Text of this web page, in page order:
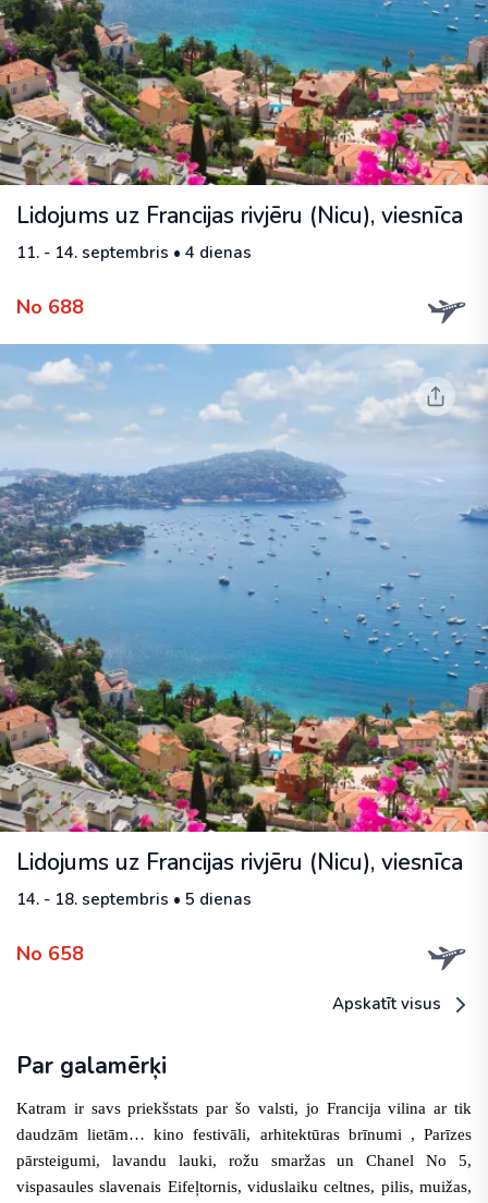
Lidojums uz Francijas rivjēru (Nicu), viesnīca
11. - 14. septembris • 4 dienas
No 688
Lidojums uz Francijas rivjēru (Nicu), viesnīca
14. - 18. septembris • 5 dienas
No 658
Apskatīt visus
Par galamērķi
Katram ir savs priekšstats par šo valsti, jo Francija vilina ar tik
daudzām lietām… kino festivāli, arhitektūras brīnumi , Parīzes
pārsteigumi, lavandu lauki, rožu smaržas un Chanel No 5,
vispasaules slavenais Eifeļtornis, viduslaiku celtnes, pilis, muižas,